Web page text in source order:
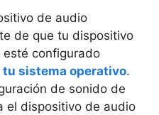
de audio
de que tu dispositivo
configurado
tu sistema operativo.
de sonido de
el dispositivo de audio